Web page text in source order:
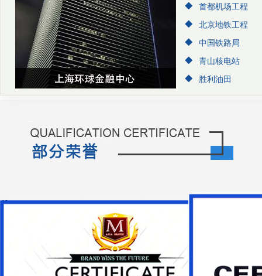
首都机场工程
北京地铁工程
中国铁路局
青山核电站
胜利油田